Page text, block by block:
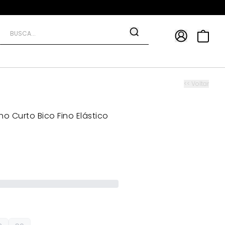
<< Voltar
Curto Bico Fino Elástico